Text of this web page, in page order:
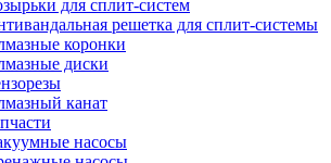
для сплит-систем
решетка для сплит-системы
коронки
диски
канат
насосы